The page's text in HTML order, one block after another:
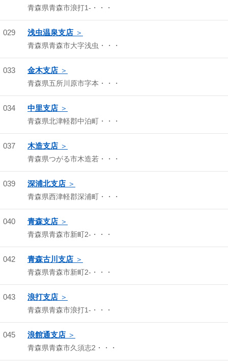
青森県青森市浪打1-・・・
029 浅虫温泉支店
青森県青森市大字浅虫・・・
033 金木支店
青森県五所川原市字本・・・
034 中里支店
青森県北津軽郡中泊町・・・
037 木造支店
青森県つがる市木造若・・・
039 深浦北支店
青森県西津軽郡深浦町・・・
040 青森支店
青森県青森市新町2-・・・
042 青森古川支店
青森県青森市新町2-・・・
043 浪打支店
青森県青森市浪打1-・・・
045 浪館通支店
青森県青森市久須志2・・・